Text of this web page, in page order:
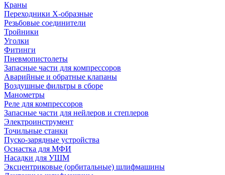
Краны
Переходники Х-образные
Резьбовые соединители
Тройники
Уголки
Фитинги
Пневмопистолеты
Запасные части для компрессоров
Аварийные и обратные клапаны
Воздушные фильтры в сборе
Манометры
Реле для компрессоров
Запасные части для нейлеров и степлеров
Электроинструмент
Точильные станки
Пуско-зарядные устройства
Оснастка для МФИ
Насадки для УШМ
Эксцентриковые (орбитальные) шлифмашины